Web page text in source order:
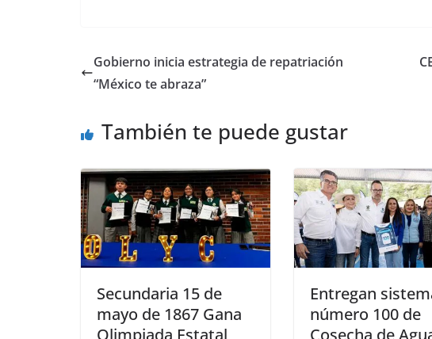
e
b
o
k
er l s
p
y
k
gr e
Gobierno inicia estrategia de repatriación
“México te abraza”
También te puede gustar
Secundaria 15 de
mayo de 1867 Gana
Entregan
número 100 de